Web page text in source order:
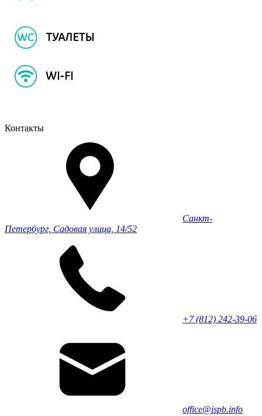
Контакты
Санкт-
Петербург, Садовая улица, 14/52
+7 (812) 242-39-06
office@ispb.info